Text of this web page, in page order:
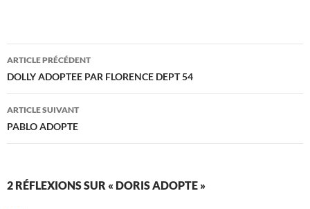
Navigation
des
articles
ARTICLE PRÉCÉDENT
DOLLY ADOPTEE PAR FLORENCE DEPT 54
ARTICLE SUIVANT
PABLO ADOPTE
2 RÉFLEXIONS SUR « DORIS ADOPTE »